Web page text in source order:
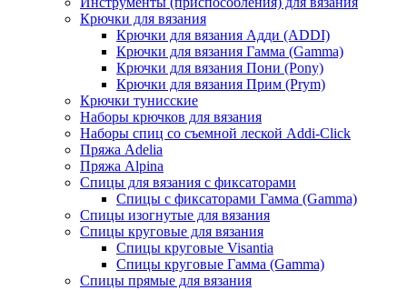
Крючки для вязания
Крючки для вязания Адди (ADDI)
Крючки для вязания Гамма (Gamma)
Крючки для вязания Пони (Pony)
Крючки для вязания Прим (Prym)
Крючки тунисские
Наборы крючков для вязания
Наборы спиц со съемной леской Addi-Click
Пряжа Adelia
Пряжа Alpina
Спицы для вязания с фиксаторами
Спицы с фиксаторами Гамма (Gamma)
Спицы изогнутые для вязания
Спицы круговые для вязания
Спицы круговые Visantia
Спицы круговые Гамма (Gamma)
Спицы прямые для вязания